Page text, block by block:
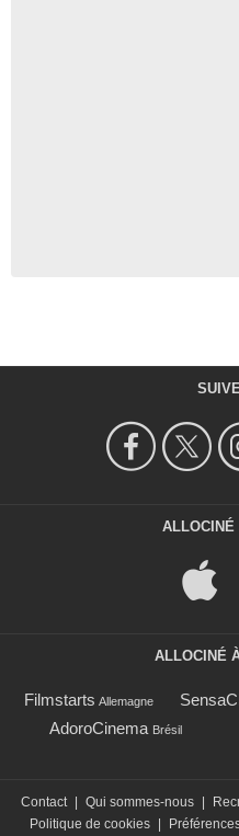
ALLOCINÉ
ALLOCINÉ
Filmstarts Allemagne
AdoroCinema Brésil
Contact Qui sommes-nous
Politique de cookies